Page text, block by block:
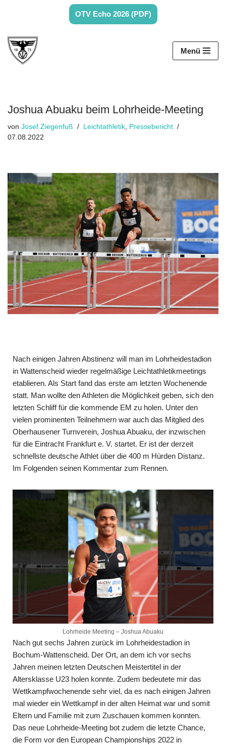
Inhalt
springen
OTV Echo 2026 (PDF)
Menü
Joshua Abuaku beim Lohrheide-Meeting
von Josef Ziegenfuß Leichtathletik, Pressebericht
07.08.2022
Nach einigen Jahren Abstinenz will man im Lohrheidestadion
in Wattenscheid wieder regelmäßige Leichtathletikmeetings
etablieren. Als Start fand das erste am letzten Wochenende
statt. Man wollte den Athleten die Möglichkeit geben, sich den
letzten Schliff für die kommende EM zu holen. Unter den
vielen prominenten Teilnehmern war auch das Mitglied des
Oberhausener Turnverein, Joshua Abuaku, der inzwischen
für die Eintracht Frankfurt e. V. startet. Er ist der derzeit
schnellste deutsche Athlet über die 400 m Hürden Distanz.
Im Folgenden seinen Kommentar zum Rennen.
Lohrheide Meeting – Joshua Abuaku
Nach gut sechs Jahren zurück im Lohrheidestadion in
Bochum-Wattenscheid. Der Ort, an dem ich vor sechs
Jahren meinen letzten Deutschen Meistertitel in der
Altersklasse U23 holen konnte. Zudem bedeutete mir das
Wettkampfwochenende sehr viel, da es nach einigen Jahren
mal wieder ein Wettkampf in der alten Heimat war und somit
Eltern und Familie mit zum Zuschauen kommen konnten.
Das neue Lohrheide-Meeting bot zudem die letzte Chance,
die Form vor den European Championships 2022 in